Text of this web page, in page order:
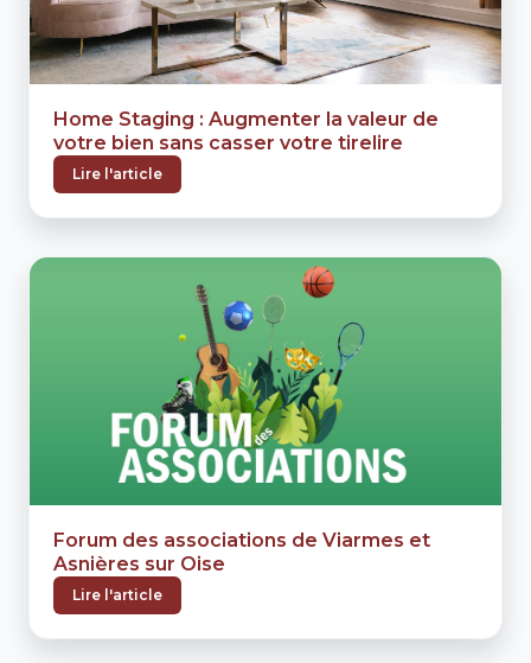
Home Staging : Augmenter la valeur de
votre bien sans casser votre tirelire
Lire l'article
Forum des associations de Viarmes et
Asnières sur Oise
Lire l'article